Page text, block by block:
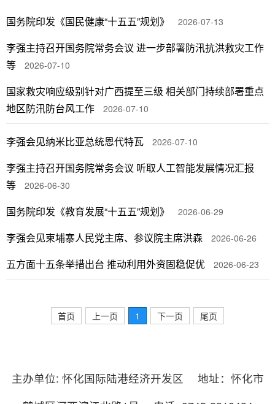
国务院印发《国民健康“十五五”规划》 2026-07-13
李强主持召开国务院常务会议 进一步部署防汛抗洪救灾工作
等
2026-07-10
国家救灾响应级别针对广西提至三级 相关部门持续部署重点
地区防汛防台风工作
2026-07-10
李强会见纳米比亚总统恩代特瓦 2026-07-10
李强主持召开国务院常务会议 听取人工智能发展情况汇报
等
2026-06-30
国务院印发《教育发展“十五五”规划》 2026-06-29
李强会见柬埔寨人民党主席、参议院主席洪森 2026-06-26
五方面十五条举措出台 推动利用外资固稳促优 2026-06-23
首页 上一页 1 下一页 尾页
主办单位: 怀化国际陆港经济开发区 地址：怀化市